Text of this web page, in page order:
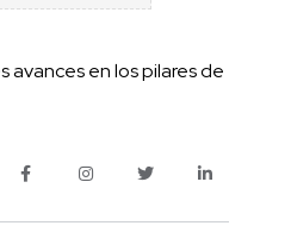
avances en los pilares de